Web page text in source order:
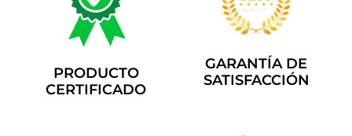
PRODUCTO
CERTIFICADO
GARANTÍA DE
SATISFACCIÓN